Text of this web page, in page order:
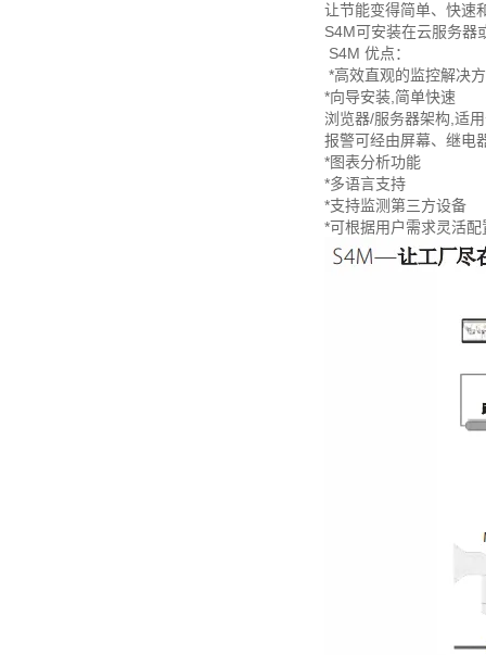
让节能变得简单、快速
S4M可安装在云服务器
S4M 优点：
*高效直观的监控解决
*向导安装,简单快速
浏览器/服务器架构,适
报警可经由屏幕、继电
*图表分析功能
*多语言支持
*支持监测第三方设备
*可根据用户需求灵活配